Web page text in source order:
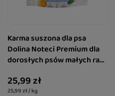
Karma suszona dla psa
Dolina Noteci Premium dla
dorosłych psów małych ras
25,99 zł
25,99 zł / kg